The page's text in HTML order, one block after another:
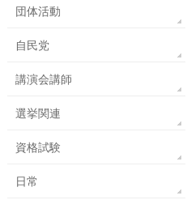
団体活動
自民党
講演会講師
選挙関連
資格試験
日常